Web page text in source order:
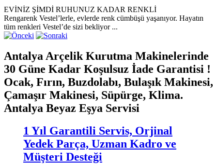
EVİNİZ ŞİMDİ RUHUNUZ KADAR RENKLİ
Rengarenk Vestel’lerle, evlerde renk cümbüşü yaşanıyor. Hayatın
tüm renkleri Vestel’de sizi bekliyor ...
Antalya Arçelik Kurutma Makinelerinde
30 Güne Kadar Koşulsuz İade Garantisi !
Ocak, Fırın, Buzdolabı, Bulaşık Makinesi,
Çamaşır Makinesi, Süpürge, Klima.
Antalya Beyaz Eşya Servisi
1 Yıl Garantili Servis, Orjinal
Yedek Parça, Uzman Kadro ve
Müşteri Desteği